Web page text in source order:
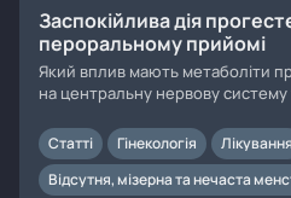
Заспокійлива дія
пероральному прийомі
Який вплив мають метаболіти
на центральну нервову систему
Статті Гінекологія
Лікування
Відсутня, мізерна та нечаста